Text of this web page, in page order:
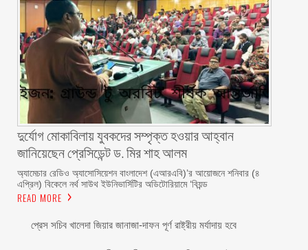
দুর্যোগ মোকাবিলায় যুবকদের সম্পৃক্ত হওয়ার আহ্বান
জানিয়েছেন প্রেসিডেন্ট ড. মির শাহ আলম ‎ ‎
অ্যামেচার রেডিও অ্যাসোসিয়েশন বাংলাদেশ (এআরএবি)’র আয়োজনে শনিবার (৪
এপ্রিল) বিকেলে নর্থ সাউথ ইউনিভার্সিটির অডিটোরিয়ামে ‘বিয়ন্ড
READ MORE
প্রেস সচিব খালেদা জিয়ার জানাজা-দাফন পূর্ণ রাষ্ট্রীয় মর্যাদায় হবে